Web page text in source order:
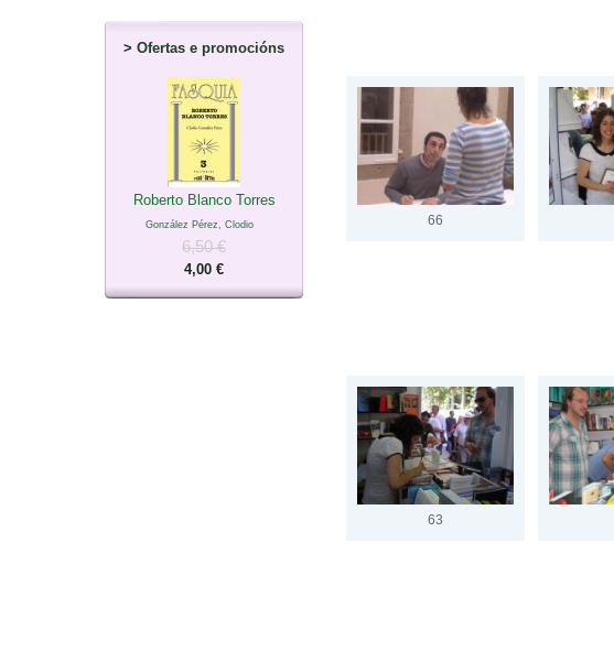
> Ofertas e promocións
Roberto Blanco Torres
González Pérez, Clodio
6,50 €
4,00 €
66
63